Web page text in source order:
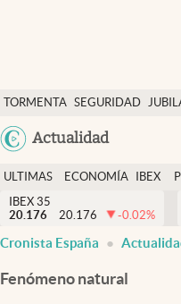
TORMENTA SEGURIDAD
Actualidad
Economía y finanzas
Política
Actualidad
Criptomonedas
España
ULTIMAS
NOTICIAS
ECONOMÍA
FINANZAS
IBEX
EURO
IBEX 35
20.176
20.176 -0.02%
Cronista España
Fenómeno natural